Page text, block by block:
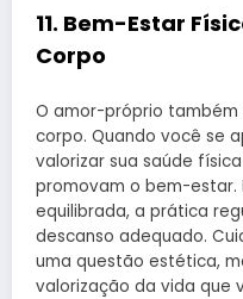
11. Bem-Estar
Corpo
O amor-próprio
corpo. Quando você se
valorizar sua saúde
promovam o bem-estar.
equilibrada, a prática
descanso adequado.
uma questão estética,
valorização da vida que